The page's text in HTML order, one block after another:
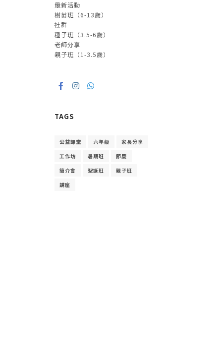
最新活動
樹苗班（6-13歲）
社群
種子班（3.5-6歲）
老師分享
親子班（1-3.5歲）
TAGS
公益課堂 六年級
家長分享
工作坊
暑期班
節慶
簡介會
聖誕班
親子班
講座